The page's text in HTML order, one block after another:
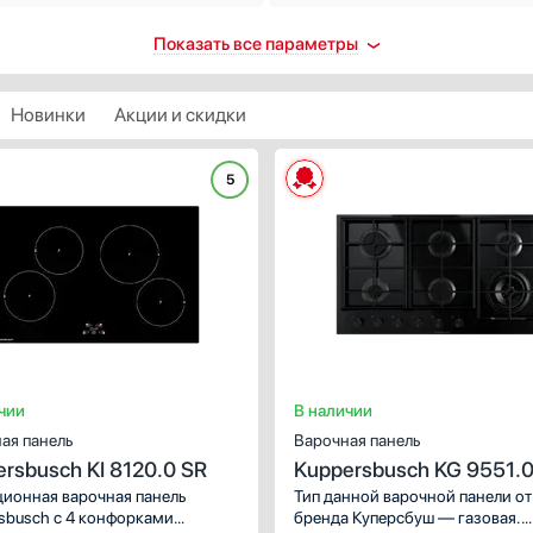
выключение
от перегрева
от перелива
все
Количество индукционных
конфорок
1
4
Показать все
Количество электрических
конфорок
2
3
1
Показать все
Показать все параметры
Новинки Акции и скидки
ХАРАКТЕРИСТИКИ
Габариты (ВхШхГ), см:
5.4х59.8х51.8
черное стекло
Панель конфорок:
стеклокерамика
Общее количество конфорок:
4
5
панель
KI 8120.0 SR
варочная панель
с 4 конфорками
В наличии
Варочная панель
Kuppersbusch KG
E5
Тип данной варочной панели от
бренда Куперсбуш — газовая.